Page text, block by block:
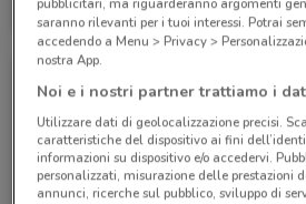
Scade sabato 2 km
pubblicitari, ma riguarderanno argomenti
saranno rilevanti per i tuoi interessi. Potrai
accedendo a Menu > Privacy >
nostra App.
Noi e i nostri partner trattiamo i
Utilizzare dati di geolocalizzazione precisi.
caratteristiche del dispositivo ai fini
informazioni su dispositivo e/o accedervi.
personalizzati, misurazione delle prestazioni
annunci, ricerche sul pubblico, sviluppo di